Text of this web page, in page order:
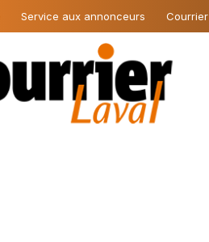
Service aux annonceurs Courrier